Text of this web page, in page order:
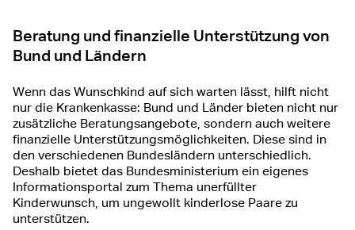
Beratung und finanzielle Unterstützung von
Bund und Ländern
Wenn das Wunschkind auf sich warten lässt, hilft nicht
nur die Krankenkasse: Bund und Länder bieten nicht nur
zusätzliche Beratungsangebote, sondern auch weitere
finanzielle Unterstützungsmöglichkeiten. Diese sind in
den verschiedenen Bundesländern unterschiedlich.
Deshalb bietet das Bundesministerium ein eigenes
Informationsportal zum Thema unerfüllter
Kinderwunsch, um ungewollt kinderlose Paare zu
unterstützen.